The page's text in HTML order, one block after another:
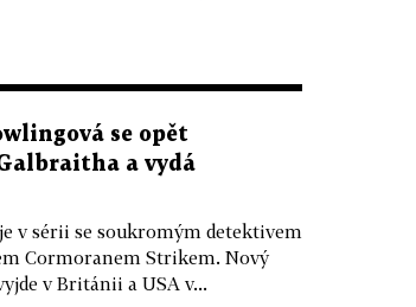
se opět
a vydá
v sérii se soukromým detektivem
Cormoranem Strikem. Nový
v Británii a USA v...